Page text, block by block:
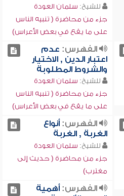
للشيخ: سلمان العودة
جزء من محاضرة ( تنبيه الناس
على ما يقع في بعض الأعراس)
الفهرس: عدم
اعتبار الدين , الاختيار
والشروط المطلوبة
للشيخ: سلمان العودة
جزء من محاضرة ( تنبيه الناس
على ما يقع في بعض الأعراس)
الفهرس:أنواع
الغربة , الغربة
للشيخ: سلمان العودة
جزء من محاضرة ( حديث إلى
مغترب)
الفهرس:أهمية